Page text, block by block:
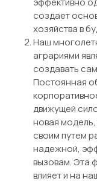
создает
хозяйства в
Наш
аграриями
создавать
Постоянная
движущей
новая
своим путем
надежной,
вызовам. Эта
влияет и на